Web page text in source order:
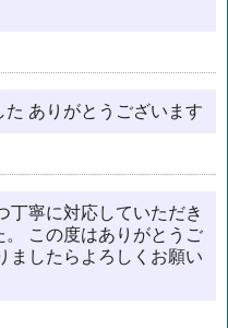
ありがとうございます
丁寧に対応していただき
この度はありがとうご
ましたらよろしくお願い